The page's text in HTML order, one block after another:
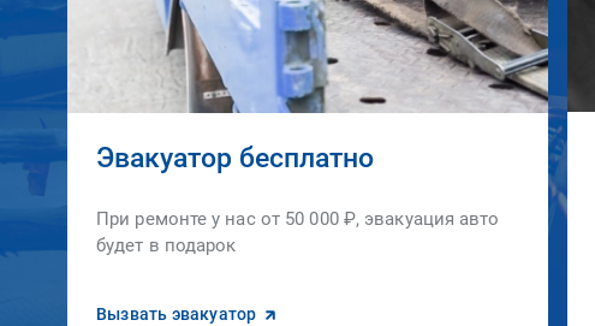
Эвакуатор бесплатно
При ремонте у нас от 50 000 ₽, эвакуация авто
будет в подарок
Вызвать эвакуатор